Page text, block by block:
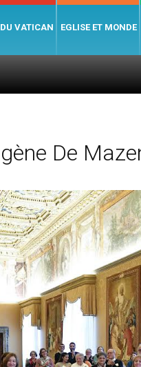
VATICAN EGLISE ET MONDE
Le
De